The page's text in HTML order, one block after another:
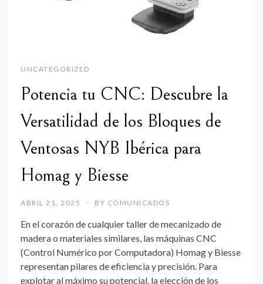
UNCATEGORIZED
Potencia tu CNC: Descubre la
Versatilidad de los Bloques de
Ventosas NYB Ibérica para
Homag y Biesse
ABRIL 21, 2025 BY COMUNICADOS
En el corazón de cualquier taller de mecanizado de
madera o materiales similares, las máquinas CNC
(Control Numérico por Computadora) Homag y Biesse
representan pilares de eficiencia y precisión. Para
explotar al máximo su potencial, la elección de los